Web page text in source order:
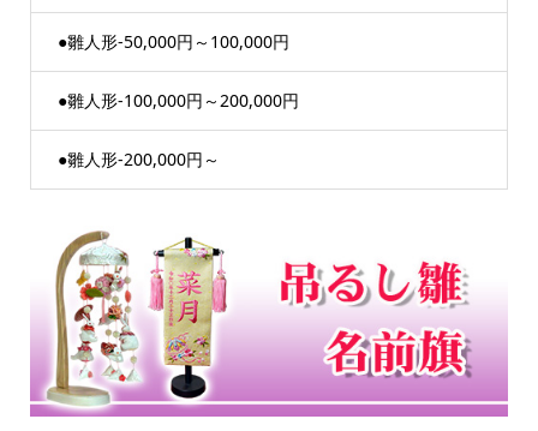
●雛人形-50,000円～100,000円
●雛人形-100,000円～200,000円
●雛人形-200,000円～